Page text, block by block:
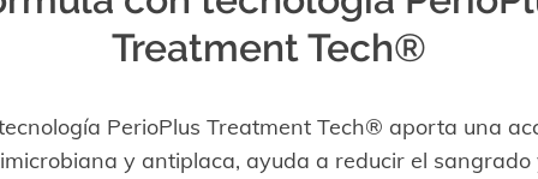
Treatment Tech®
PerioPlus Treatment Tech® aporta una
y antiplaca, ayuda a reducir el sangrado